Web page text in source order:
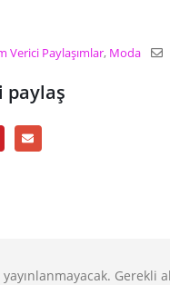
Verici Paylaşımlar, Moda
paylaş
Gerekli